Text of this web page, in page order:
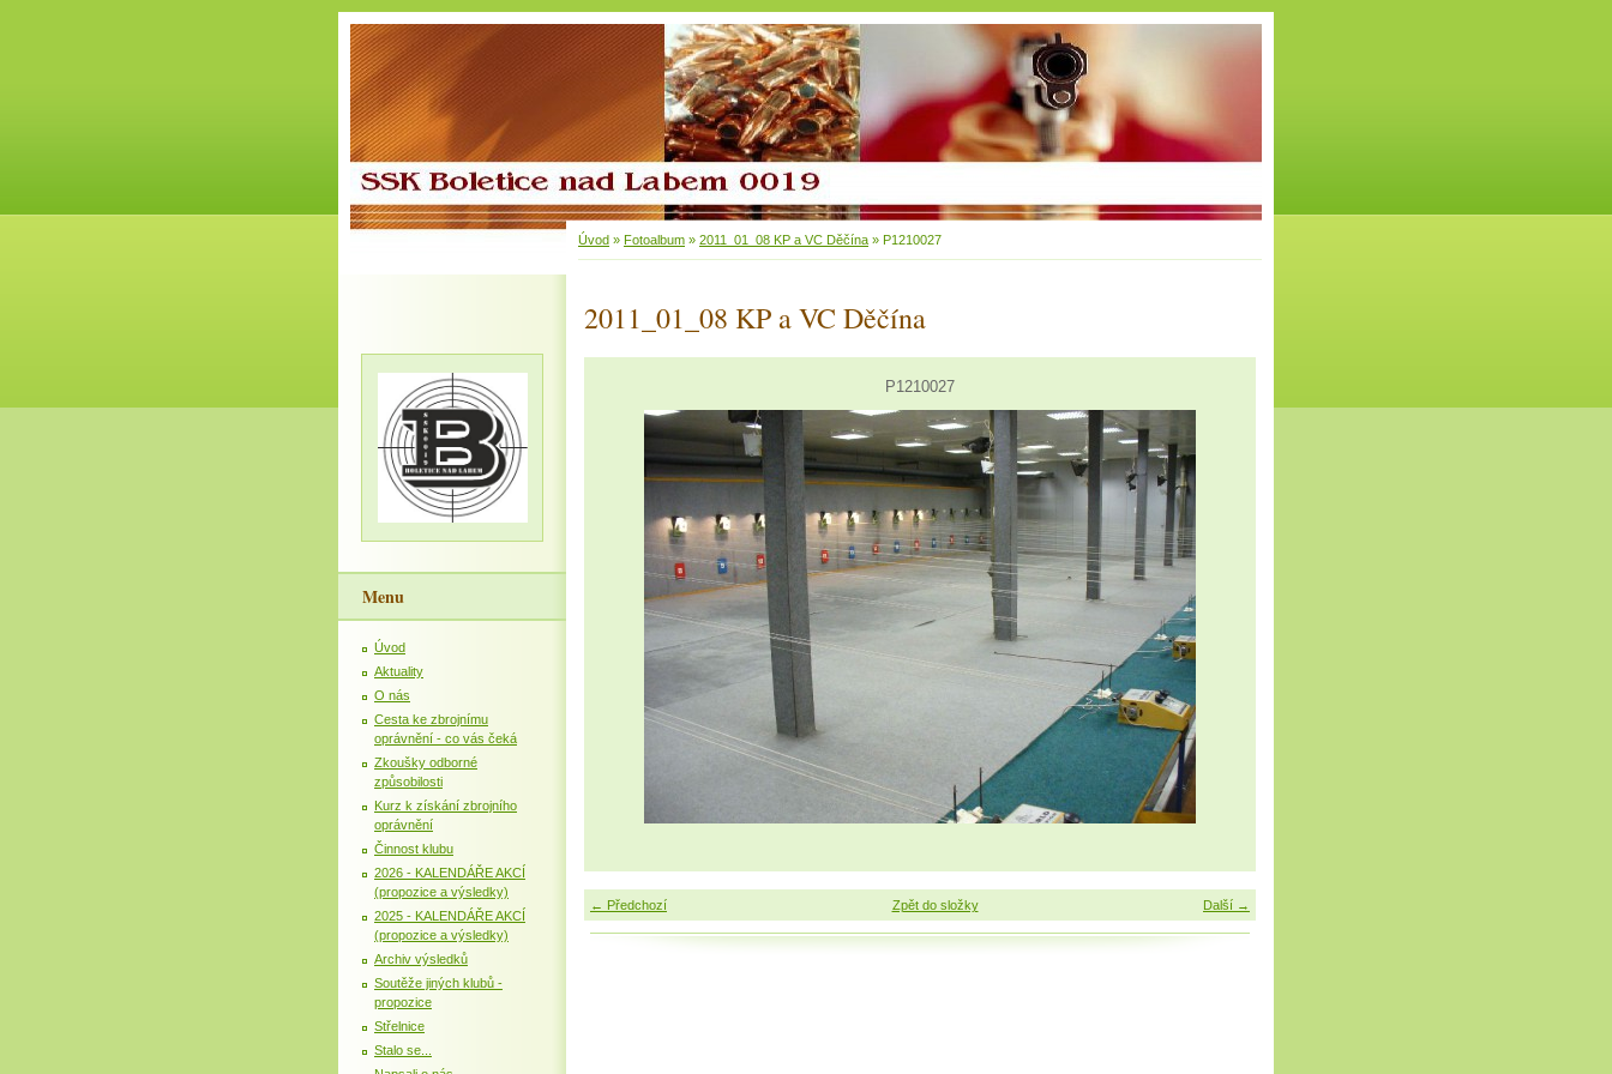
Úvod » Fotoalbum » 2011_01_08 KP a VC Děčína » P1210027
2011_01_08 KP a VC Děčína
P1210027
← Předchozí Další →
Zpět do složky
Menu
Úvod
Aktuality
O nás
Cesta ke zbrojnímu
oprávnění - co vás čeká
Zkoušky odborné
způsobilosti
Kurz k získání zbrojního
oprávnění
Činnost klubu
2026 - KALENDÁŘE AKCÍ
(propozice a výsledky)
2025 - KALENDÁŘE AKCÍ
(propozice a výsledky)
Archiv výsledků
Soutěže jiných klubů -
propozice
Střelnice
Stalo se...